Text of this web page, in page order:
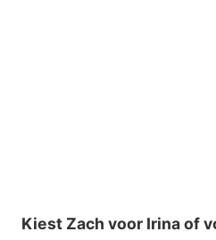
Kiest Zach voor Irina of